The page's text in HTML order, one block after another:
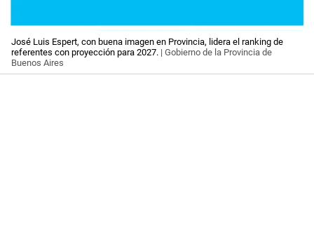
José Luis Espert, con buena imagen en Provincia, lidera el ranking de
referentes con proyección para 2027. | Gobierno de la Provincia de
Buenos Aires